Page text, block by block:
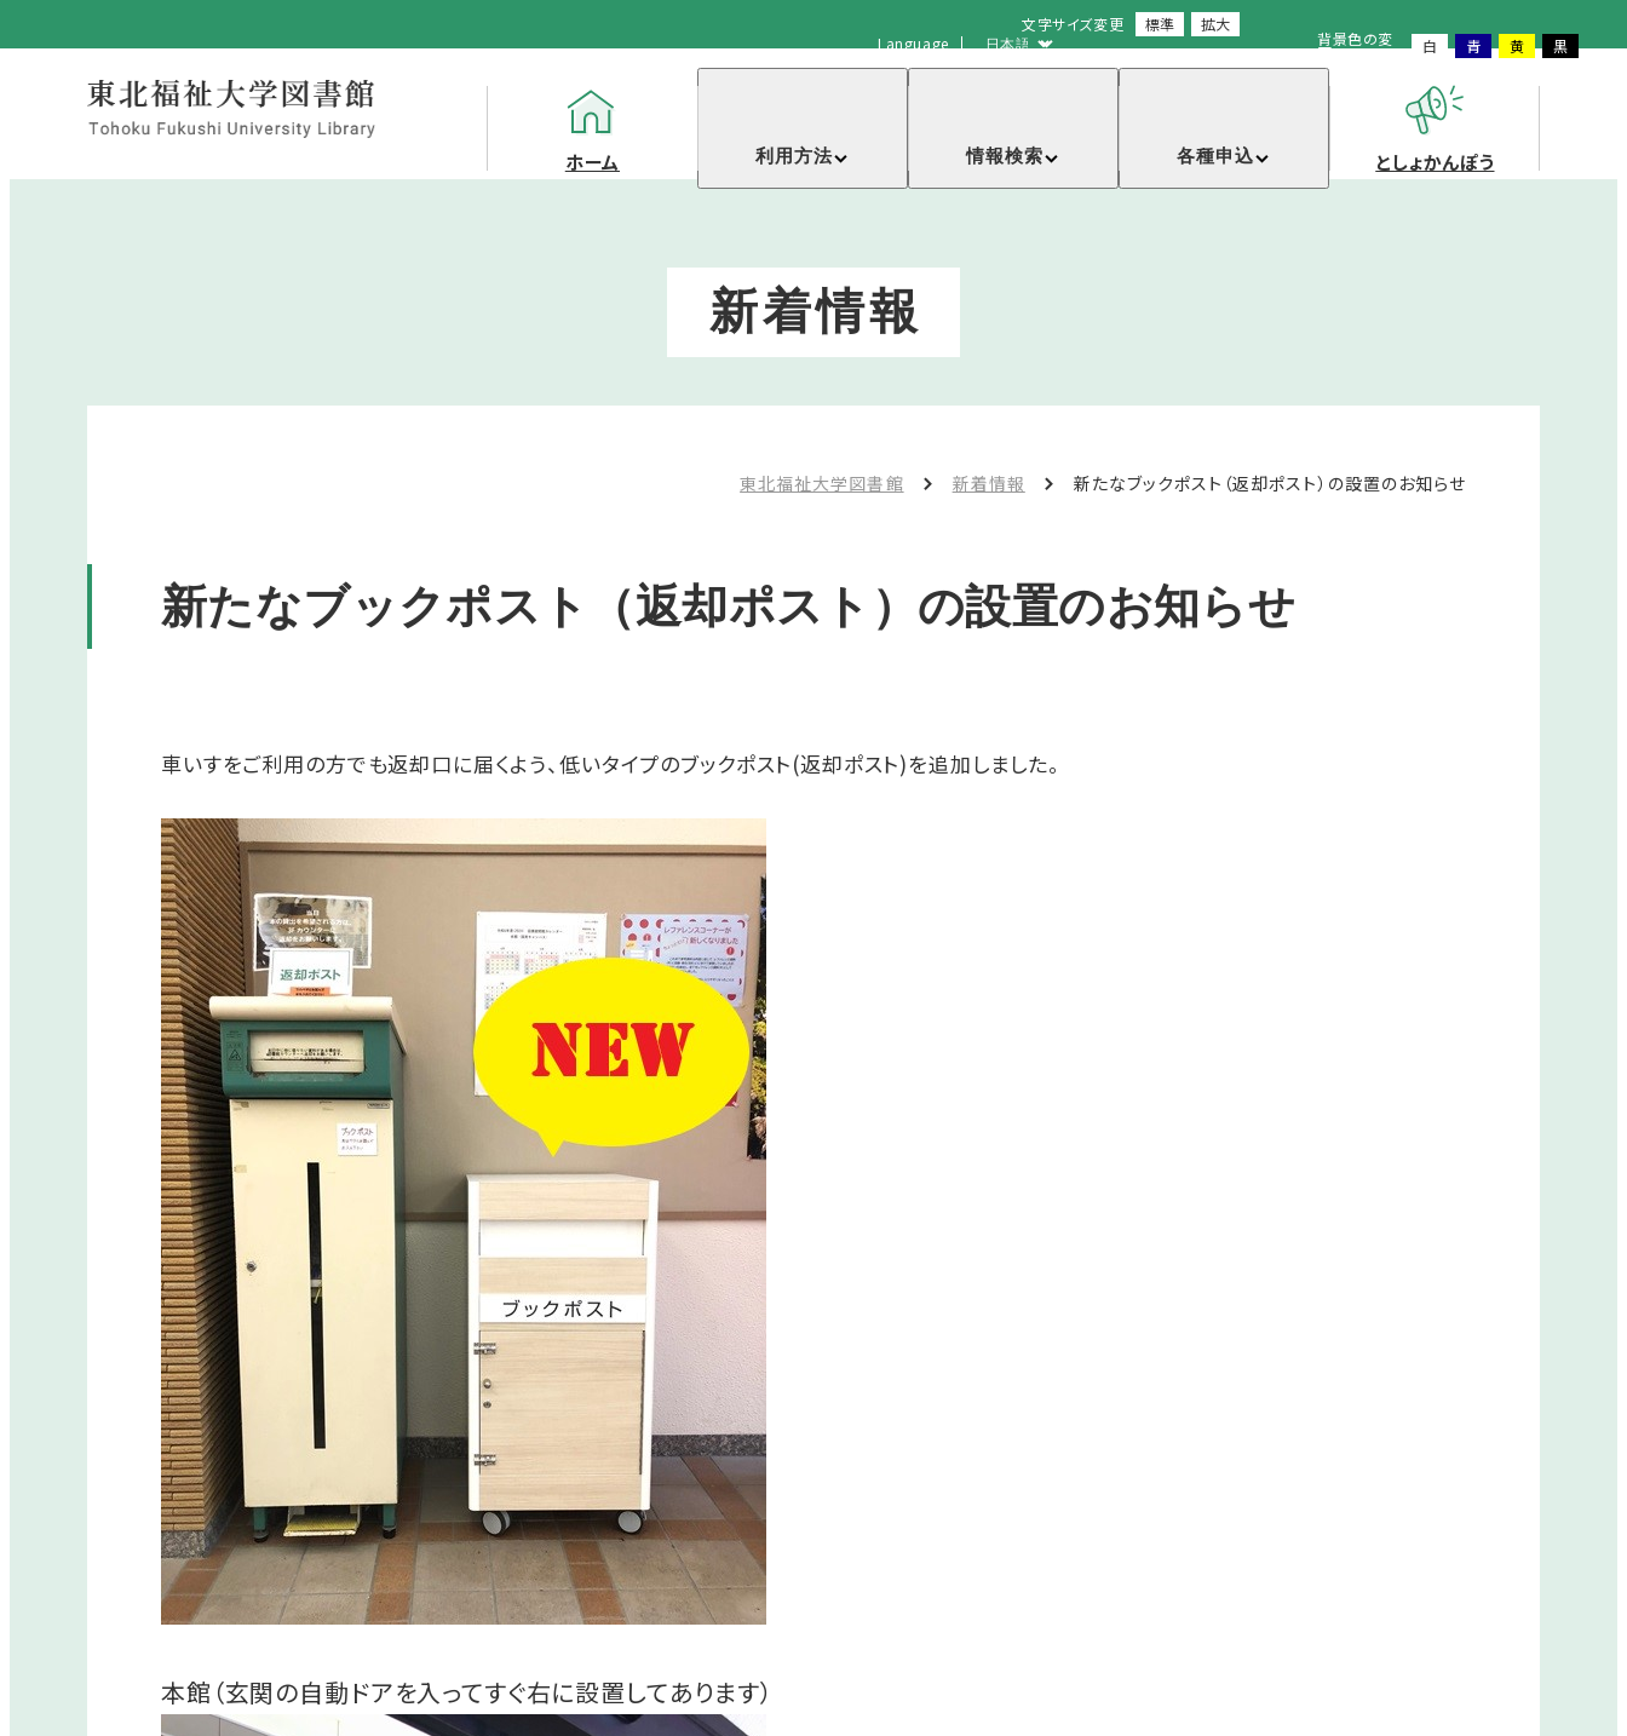
Language
文字サイズ変更 標準 拡大
背景色の変
更 白 青 黄 黒
ホーム 利用方法 情報検索 各種申込 としょかんぽう
新着情報
東北福祉大学図書館 新着情報 新たなブックポスト（返却ポスト）の設置のお知らせ
新たなブックポスト（返却ポスト）の設置のお知らせ
車いすをご利用の方でも返却口に届くよう、低いタイプのブックポスト(返却ポスト)を追加しました。
本館（玄関の自動ドアを入ってすぐ右に設置してあります）